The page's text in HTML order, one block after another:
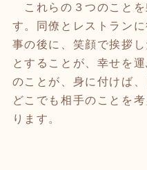
これらの３つのことを
す。同僚とレストラン
事の後に、笑顔で挨拶
とすることが、幸せを
のことが、身に付けば
どこでも相手のことを
ります。